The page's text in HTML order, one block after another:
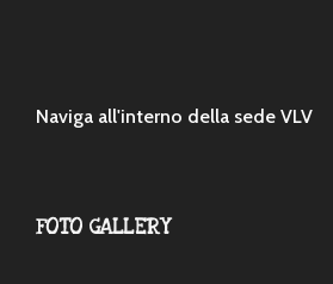
Naviga all'interno della sede VLV
FOTO GALLERY